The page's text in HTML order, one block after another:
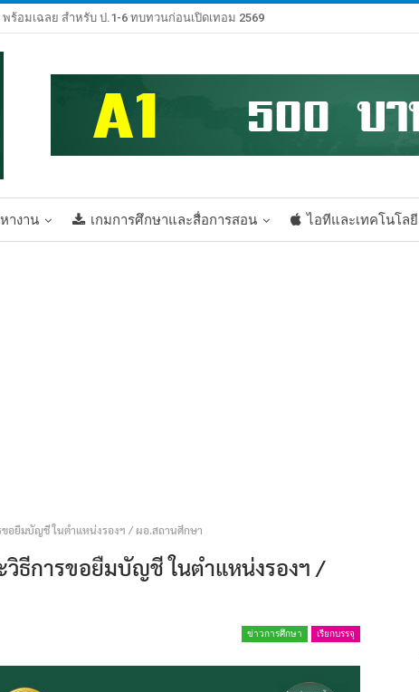
ร้อมเฉลย สำหรับ ป.1-6 ทบทวนก่อนเปิดเทอม 2569
หางาน เกมการศึกษาและสื่อการสอน ไอทีและเทคโนโลยี
อยืมบัญชี ในตำแหน่งรองฯ / ผอ.สถานศึกษา
ธีการขอยืมบัญชี ในตำแหน่งรองฯ /
ข่าวการศึกษา เรียกบรรจุ